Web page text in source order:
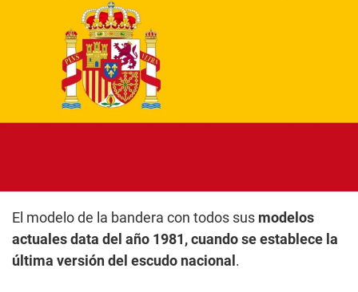
El modelo de la bandera con todos sus modelos
actuales data del año 1981, cuando se establece la
última versión del escudo nacional .